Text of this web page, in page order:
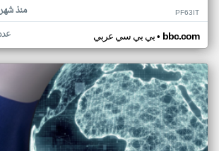
منذ PF63IT
بي بي سي عربي• bbc.com عدد